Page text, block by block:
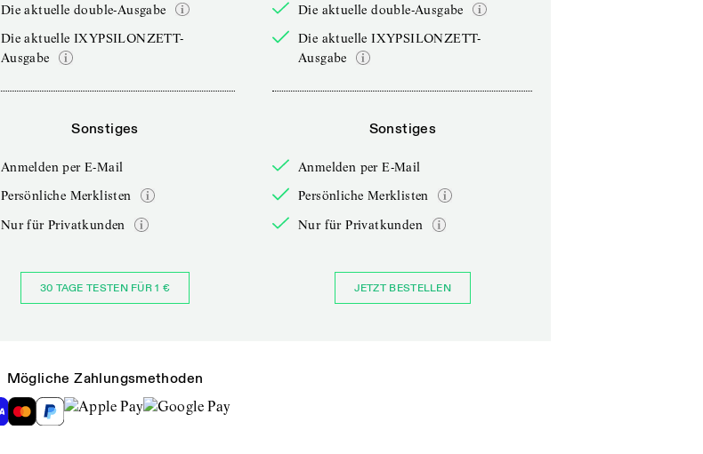
Die aktuelle double-Ausgabe
Die aktuelle IXYPSILONZETT-
Ausgabe
Sonstiges
Anmelden per E-Mail
Persönliche Merklisten
Nur für Privatkunden
30 TAGE TESTEN FÜR 1 €
Die aktuelle double-Ausgabe
Die aktuelle IXYPSILONZETT-
Ausgabe
Sonstiges
Anmelden per E-Mail
Persönliche Merklisten
Nur für Privatkunden
JETZT BESTELLEN
Mögliche Zahlungsmethoden